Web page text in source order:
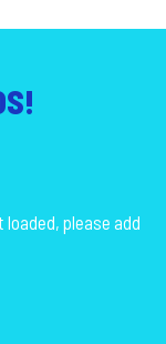
please add